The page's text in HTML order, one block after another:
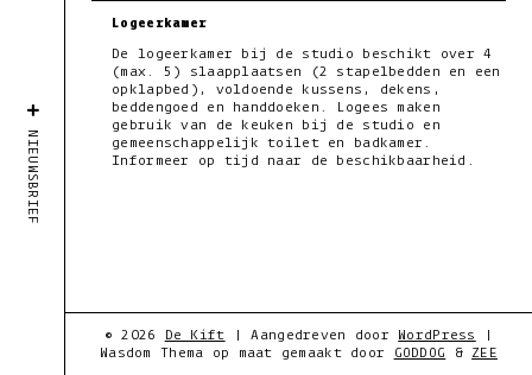
+
−
NIEUWSBRIEF
Logeerkamer
De logeerkamer bij de studio beschikt over 4
(max. 5) slaapplaatsen (2 stapelbedden en een
opklapbed), voldoende kussens, dekens,
beddengoed en handdoeken. Logees maken
gebruik van de keuken bij de studio en
gemeenschappelijk toilet en badkamer.
Informeer op tijd naar de beschikbaarheid.
© 2026 De Kift |Aangedreven door WordPress
Wasdom Thema op maat gemaakt door
GODDOG & ZEE